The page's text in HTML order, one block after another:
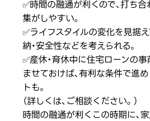
✅時間の融通が利くので、打ち
集がしやすい。
✅ライフスタイルの変化を見据え
納・安全性などを考えられる。
✅産休・育休中に住宅ローンの
ませておけば、有利な条件で進
トも。
（詳しくは、ご相談ください。）
時間の融通が利くこの時期に、